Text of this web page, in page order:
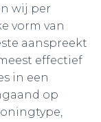
wij per
vorm van
aanspreekt
effectief
in een
op